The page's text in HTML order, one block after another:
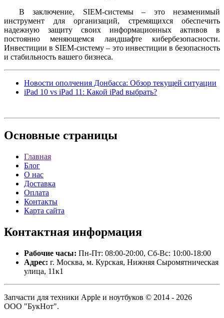
В заключение, SIEM-системы – это незаменимый
инструмент для организаций, стремящихся обеспечить
надежную защиту своих информационных активов в
постоянно меняющемся ландшафте кибербезопасности.
Инвестиции в SIEM-систему – это инвестиции в безопасность
и стабильность вашего бизнеса.
Новости ополчения Донбасса: Обзор текущей ситуации
iPad 10 vs iPad 11: Какой iPad выбрать?
Основные страницы
Главная
Блог
О нас
Доставка
Оплата
Контакты
Карта сайта
Контактная информация
Рабочие часы: Пн-Пт: 08:00-20:00, Сб-Вс: 10:00-18:00
Адрес: г. Москва, м. Курская, Нижняя Сыромятническая
улица, 11к1
Запчасти для техники Apple и ноутбуков © 2014 - 2026
ООО "БукНот".